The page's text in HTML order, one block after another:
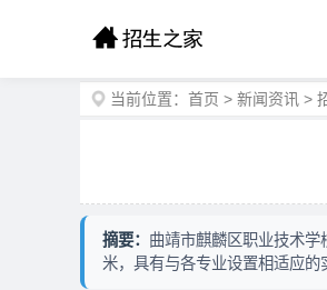
当前位置： 首页 > 新闻资讯 >
摘要： 曲靖市麒麟区职业技术
米，具有与各专业设置相适应的